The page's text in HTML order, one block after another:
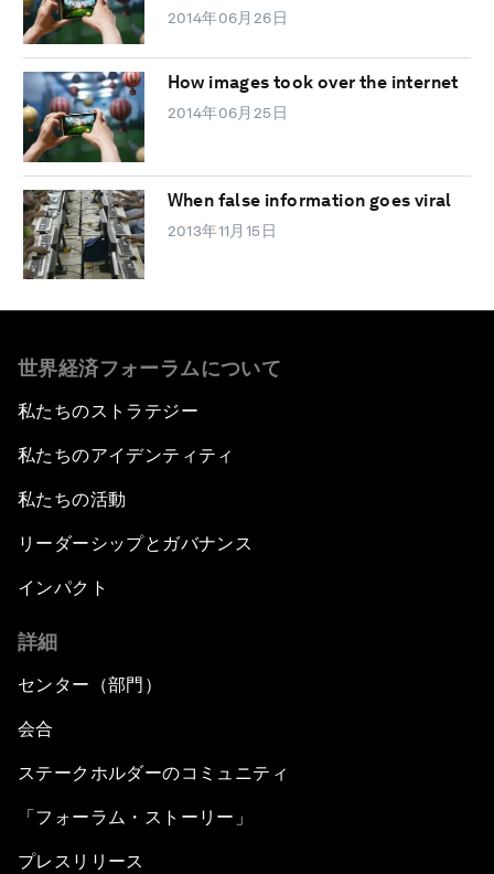
2014年06月26日
How images took over the internet
2014年06月25日
When false information goes viral
2013年11月15日
世界経済フォーラムについて
私たちのストラテジー
私たちのアイデンティティ
私たちの活動
リーダーシップとガバナンス
インパクト
詳細
センター（部門）
会合
ステークホルダーのコミュニティ
「フォーラム・ストーリー」
プレスリリース